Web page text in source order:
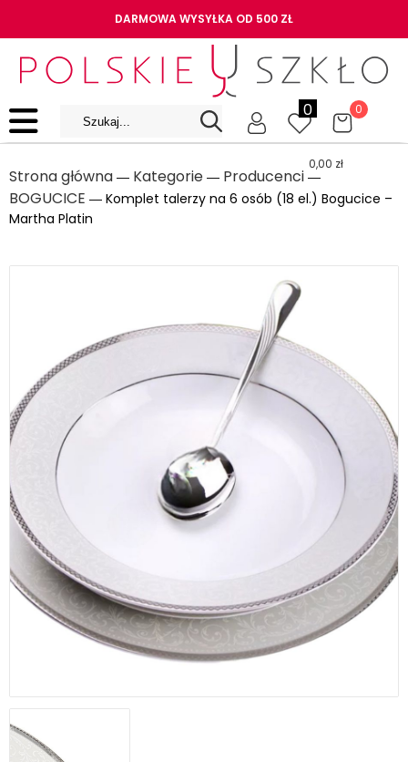
DARMOWA WYSYŁKA OD 500 ZŁ
0 0
0,00 zł
Strona główna ― Kategorie ― Producenci ―
BOGUCICE ― Komplet talerzy na 6 osób (18 el.) Bogucice –
Martha Platin